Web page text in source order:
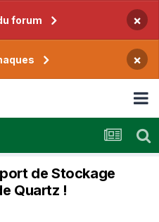
forum ×
×
de Stockage
Quartz !